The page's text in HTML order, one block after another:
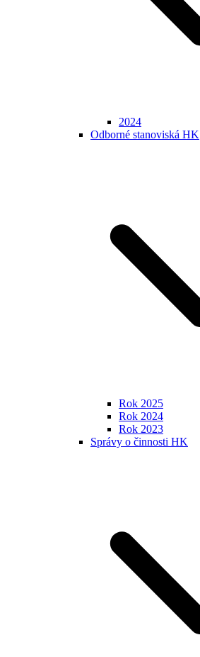
2024
Odborné stanoviská HK
Rok 2025
Rok 2024
Rok 2023
Správy o činnosti HK